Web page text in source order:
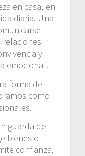
en casa, en
diaria. Una
y
emocional.
forma de
como
guarda de
bienes o
confianza,